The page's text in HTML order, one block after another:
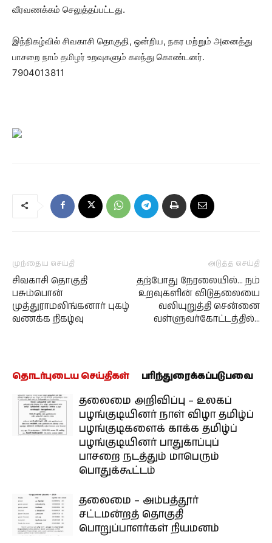
வீரவணக்கம் செலுத்தப்பட்டது.
இந்நிகழ்வில் சிவகாசி தொகுதி, ஒன்றிய, நகர மற்றும் அனைத்து
பாசறை நாம் தமிழர் உறவுகளும் கலந்து கொண்டனர்.
7904013811
முந்தைய செய்தி
சிவகாசி தொகுதி
பசும்பொன்
முத்துராமலிங்கனார் புகழ்
வணக்க நிகழ்வு
அடுத்த செய்தி
தற்போது நேரலையில்… நம்
உறவுகளின் விடுதலையை
வலியுறுத்தி சென்னை
வள்ளுவர்கோட்டத்தில்…
தொடர்புடைய செய்திகள் பரிந்துரைக்கப்படுபவை
தலைமை அறிவிப்பு – உலகப்
பழங்குடியினர் நாள் விழா தமிழ்ப்
பழங்குடிகளைக் காக்க தமிழ்ப்
பழங்குடியினர் பாதுகாப்புப்
பாசறை நடத்தும் மாபெரும்
பொதுக்கூட்டம்
தலைமை – அம்பத்தூர்
சட்டமன்றத் தொகுதி
பொறுப்பாளர்கள் நியமனம்